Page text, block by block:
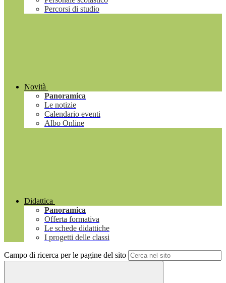
Percorsi di studio
Novità
Panoramica
Le notizie
Calendario eventi
Albo Online
Didattica
Panoramica
Offerta formativa
Le schede didattiche
I progetti delle classi
Campo di ricerca per le pagine del sito